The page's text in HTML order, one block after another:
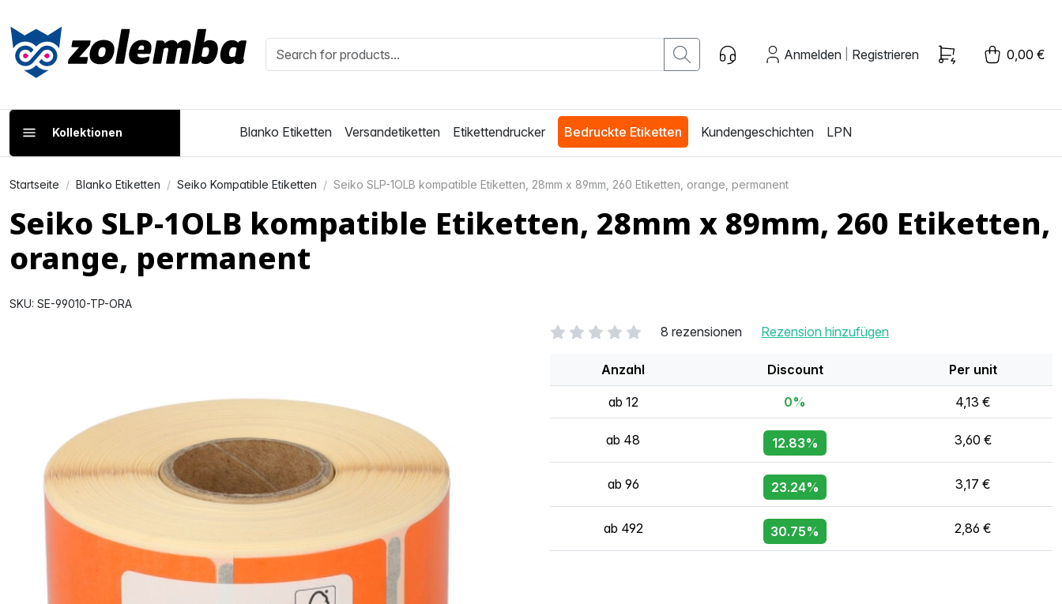
Anmelden Registrieren 0,00 €
Kollektionen Blanko Etiketten Versandetiketten Etikettendrucker Bedruckte Etiketten Kundengeschichten LPN
Startseite Blanko Etiketten Seiko Kompatible Etiketten Seiko SLP-1OLB kompatible Etiketten, 28mm x 89mm, 260 Etiketten, orange, permanent
Seiko SLP-1OLB kompatible Etiketten, 28mm x 89mm, 260 Etiketten,
orange, permanent
SKU: SE-99010-TP-ORA
8 rezensionen Rezension hinzufügen
Anzahl Discount Per unit
ab 12 0% 4,13 €
ab 48 12.83% 3,60 €
ab 96 23.24% 3,17 €
ab 492 30.75% 2,86 €